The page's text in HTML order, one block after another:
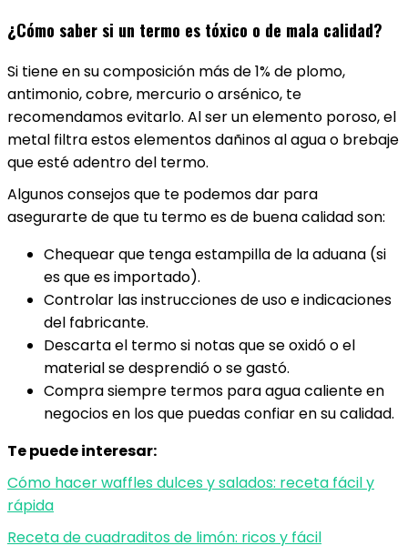
¿Cómo saber si un termo es tóxico o de mala calidad?
Si tiene en su composición más de 1% de plomo,
antimonio, cobre, mercurio o arsénico, te
recomendamos evitarlo. Al ser un elemento poroso, el
metal filtra estos elementos dañinos al agua o brebaje
que esté adentro del termo.
Algunos consejos que te podemos dar para
asegurarte de que tu termo es de buena calidad son:
Chequear que tenga estampilla de la aduana (si
es que es importado).
Controlar las instrucciones de uso e indicaciones
del fabricante.
Descarta el termo si notas que se oxidó o el
material se desprendió o se gastó.
Compra siempre termos para agua caliente en
negocios en los que puedas confiar en su calidad.
Te puede interesar:
Cómo hacer waffles dulces y salados: receta fácil y
rápida
Receta de cuadraditos de limón: ricos y fácil